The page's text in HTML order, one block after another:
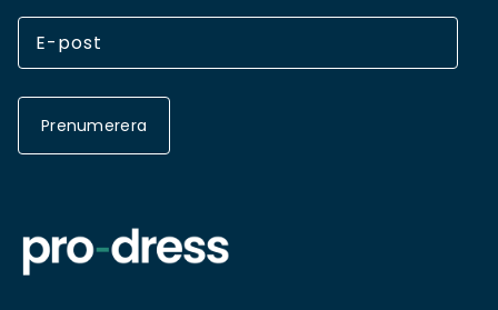
Prenumerera